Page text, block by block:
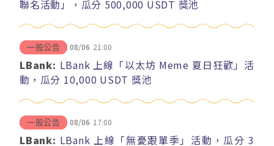
聯名活動」，瓜分 500,000 USDT 獎池
一般公告 08/06 21:00
LBank: LBank 上線「以太坊 Meme 夏日狂歡」活
動，瓜分 10,000 USDT 獎池
一般公告 08/06 17:00
LBank: LBank 上線「無憂跟單季」活動，瓜分 3